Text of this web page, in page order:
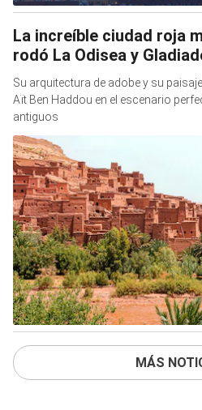
La increíble ciudad roja
rodó La Odisea y
Su arquitectura de adobe y su
Aït Ben Haddou en el escenario
antiguos
MÁS